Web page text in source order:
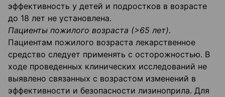
эффективность у детей и подростков в возрасте
до 18 лет не установлена.
Пациенты пожилого возраста (>65 лет).
Пациентам пожилого возраста лекарственное
средство следует применять с осторожностью. В
ходе проведенных клинических исследований не
выявлено связанных с возрастом изменений в
эффективности и безопасности лизиноприла. Для